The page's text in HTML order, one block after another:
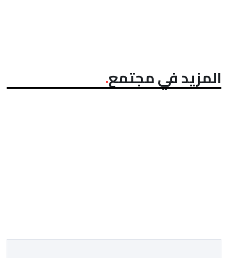
المزيد في مجتمع